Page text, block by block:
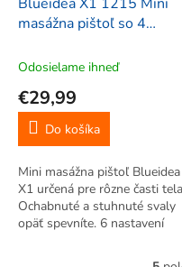
masážna pištoľ so 4
strieborná
Odosielame ihneď
€29,99
Do košíka
Mini masážna pištoľ Blueidea
X1 určená pre rôzne časti
Ochabnuté a stuhnuté svaly
opäť spevníte. 6 nastavení